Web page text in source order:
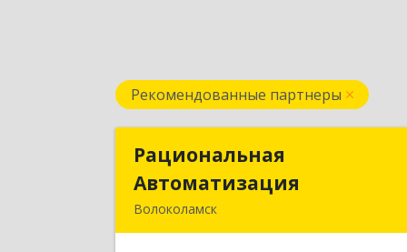
Рекомендованные партнеры
Рациональная
Автоматизация
Волоколамск
Рациональная
Автоматизация